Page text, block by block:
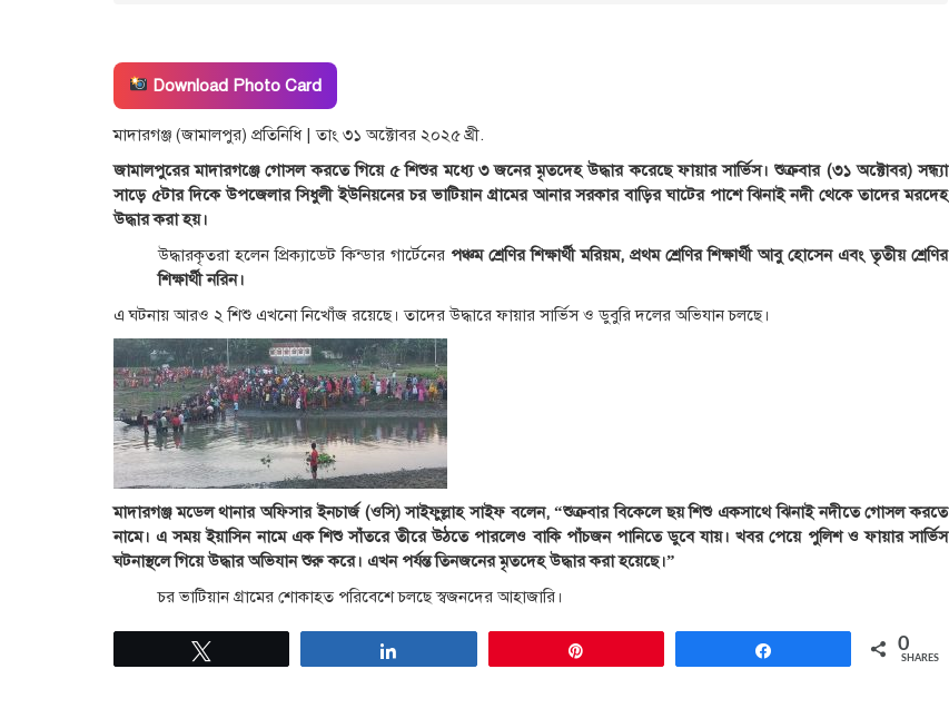
Download Photo Card
মাদারগঞ্জ (জামালপুর) প্রতিনিধি | তাং ৩১ অক্টোবর ২০২৫ খ্রী.
জামালপুরের মাদারগঞ্জে গোসল করতে গিয়ে ৫ শিশুর মধ্যে ৩ জনের মৃতদেহ উদ্ধার করেছে ফায়ার সার্ভিস। শুক্রবার (৩১ অক্টোবর) সন্ধ্যা
সাড়ে ৫টার দিকে উপজেলার সিধুলী ইউনিয়নের চর ভাটিয়ান গ্রামের আনার সরকার বাড়ির ঘাটের পাশে ঝিনাই নদী থেকে তাদের মরদেহ
উদ্ধার করা হয়।
উদ্ধারকৃতরা হলেন প্রিক্যাডেট কিন্ডার গার্টেনের পঞ্চম শ্রেণির শিক্ষার্থী মরিয়ম, প্রথম শ্রেণির শিক্ষার্থী আবু হোসেন এবং তৃতীয় শ্রেণির
শিক্ষার্থী নরিন।
এ ঘটনায় আরও ২ শিশু এখনো নিখোঁজ রয়েছে। তাদের উদ্ধারে ফায়ার সার্ভিস ও ডুবুরি দলের অভিযান চলছে।
মাদারগঞ্জ মডেল থানার অফিসার ইনচার্জ (ওসি) সাইফুল্লাহ সাইফ বলেন, “শুক্রবার বিকেলে ছয় শিশু একসাথে ঝিনাই নদীতে গোসল করতে
নামে। এ সময় ইয়াসিন নামে এক শিশু সাঁতরে তীরে উঠতে পারলেও বাকি পাঁচজন পানিতে ডুবে যায়। খবর পেয়ে পুলিশ ও ফায়ার সার্ভিস
ঘটনাস্থলে গিয়ে উদ্ধার অভিযান শুরু করে। এখন পর্যন্ত তিনজনের মৃতদেহ উদ্ধার করা হয়েছে।”
চর ভাটিয়ান গ্রামের শোকাহত পরিবেশে চলছে স্বজনদের আহাজারি।
0
SHARES